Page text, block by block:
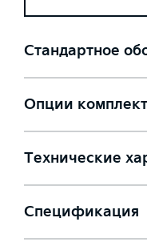
Стандартное
Опции
Технические
Спецификация